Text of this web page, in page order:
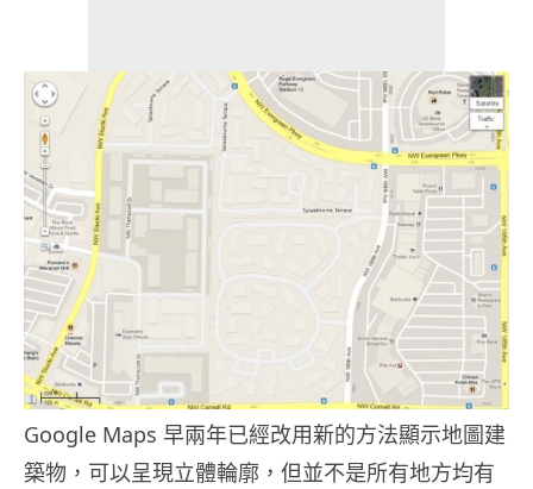
Google Maps 早兩年已經改用新的方法顯示地圖建
築物，可以呈現立體輪廓，但並不是所有地方均有